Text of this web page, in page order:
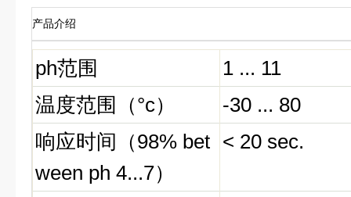
产品介绍
ph范围
1 ... 11
温度范围（°c）
-30 ... 80
响应时间 （98% bet
ween ph 4...7）
< 20 sec.